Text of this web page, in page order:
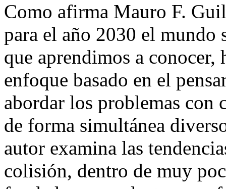
Como afirma Mauro F.
para el año 2030 el mundo
que aprendimos a
enfoque basado en el
abordar los problemas con
de forma simultánea
autor examina las
colisión, dentro de muy